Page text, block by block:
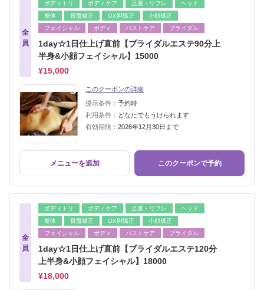
全
員
ボディトリ ボディケア 足裏・リフレ
ヘッド
整体
骨盤矯正 OX脚矯正
小顔矯正
フェイシャル
ボディ バストケア ブライダル
1day☆1日仕上げ直前【ブライダルエステ90分上
半身&小顔フェイシャル】15000
¥15,000
このクーポンの詳細
提示条件： 予約時
利用条件： どなたでもうけられます
有効期限： 2026年12月30日まで
メニューを追加 このクーポンで予約
全
員
ボディトリ ボディケア 足裏・リフレ
ヘッド
整体
骨盤矯正 OX脚矯正
小顔矯正
フェイシャル
ボディ バストケア ブライダル
1day☆1日仕上げ直前【ブライダルエステ120分
上半身&小顔フェイシャル】18000
¥18,000